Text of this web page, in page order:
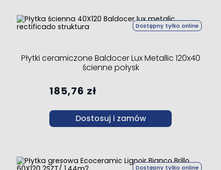
Dostępny tylko online
Płytki ceramiczone Baldocer Lux Metallic 120x40
ścienne połysk
185,76 zł
Dostosuj i zamów
Dostępny tylko online